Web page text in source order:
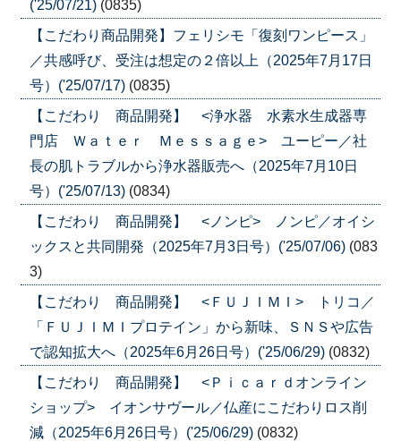
('25/07/21) (0835)
【こだわり商品開発】フェリシモ「復刻ワンピース」
／共感呼び、受注は想定の２倍以上（2025年7月17日
号）('25/07/17) (0835)
【こだわり 商品開発】 <浄水器 水素水生成器専
門店 Ｗａｔｅｒ Ｍｅｓｓａｇｅ> ユーピー／社
長の肌トラブルから浄水器販売へ（2025年7月10日
号）('25/07/13) (0834)
【こだわり 商品開発】 <ノンピ> ノンピ／オイシ
ックスと共同開発（2025年7月3日号）('25/07/06) (083
3)
【こだわり 商品開発】 <ＦＵＪＩＭＩ> トリコ／
「ＦＵＪＩＭＩプロテイン」から新味、ＳＮＳや広告
で認知拡大へ（2025年6月26日号）('25/06/29) (0832)
【こだわり 商品開発】 <Ｐｉｃａｒｄオンライン
ショップ> イオンサヴール／仏産にこだわりロス削
減（2025年6月26日号）('25/06/29) (0832)